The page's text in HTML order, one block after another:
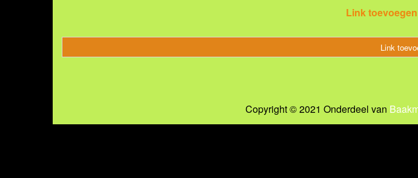
Link toevoegen
Link
Copyright © 2021 Onderdeel van